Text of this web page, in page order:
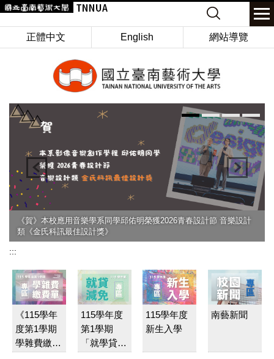
跳
要
正體中文 English 網站導覽
Keyword
《賀》本校應用音樂學系同學邱佑明榮獲2026青春設計節 音樂設計
類《金氏科訊最佳設計獎》
:::
《115學年
度第1學期
學雜費繳費
115學年度
第1學期
「就學貸款
115學年度
新生入學
南藝新聞